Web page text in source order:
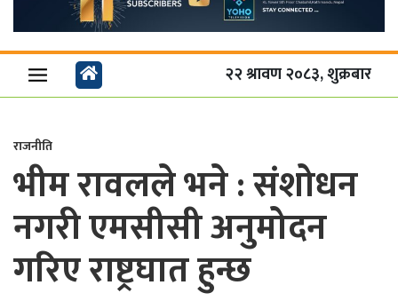
२२ श्रावण २०८३, शुक्रबार
राजनीति
भीम रावलले भने : संशोधन
नगरी एमसीसी अनुमोदन
गरिए राष्ट्रघात हुन्छ